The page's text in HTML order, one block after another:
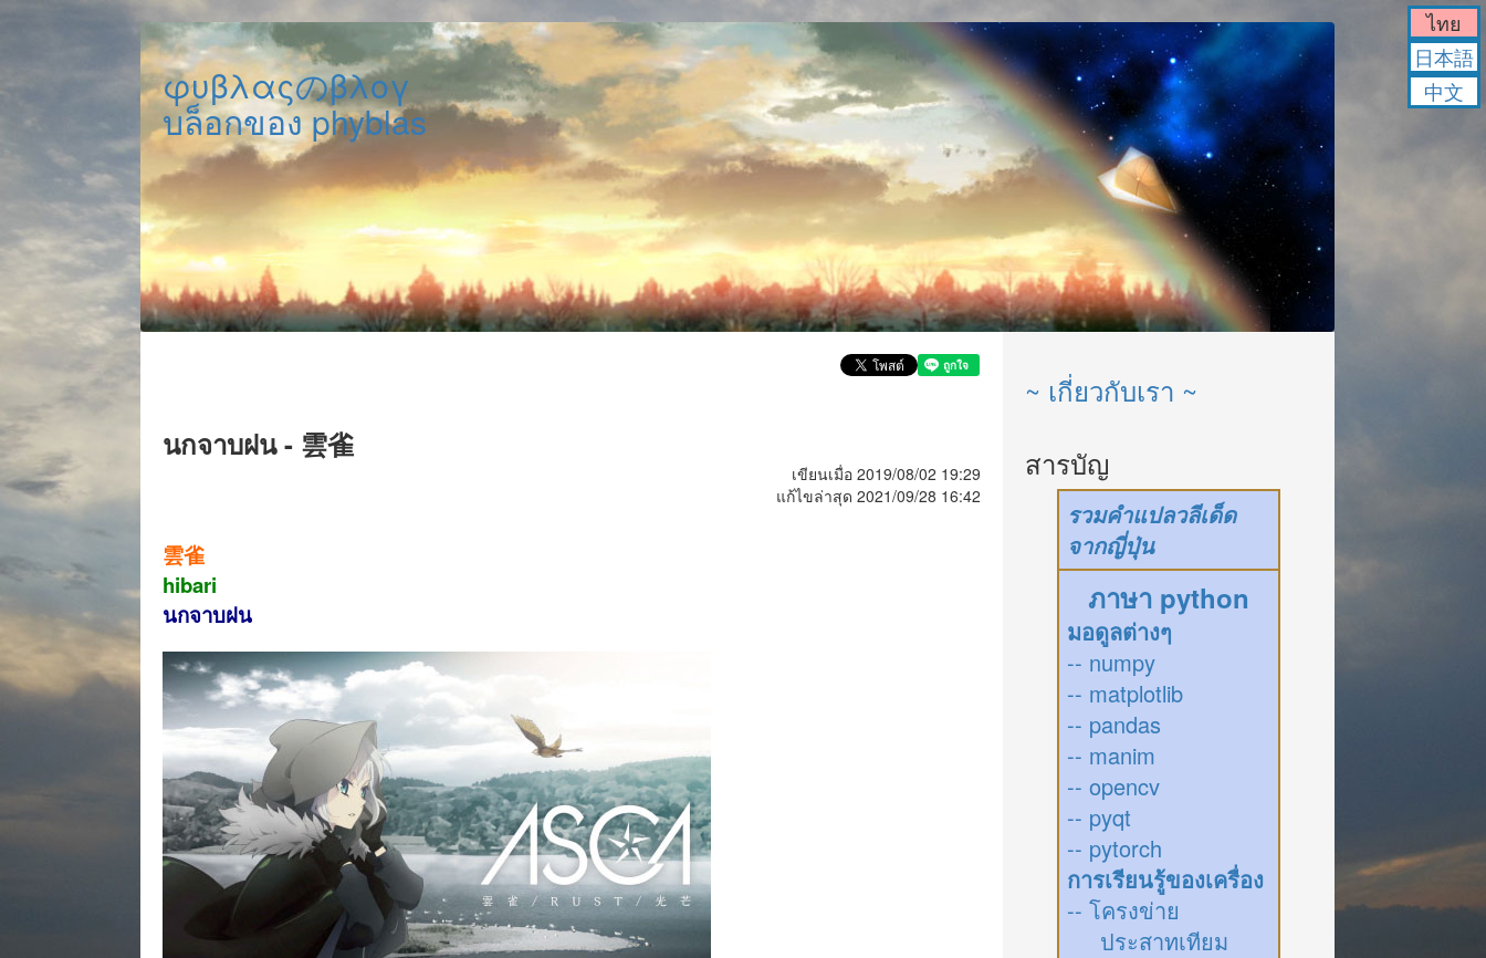
φυβλαςのβλογ
บล็อกของ phyblas
นกจาบฝน - 雲雀
เขียนเมื่อ 2019/08/02 19:29
แก้ไขล่าสุด 2021/09/28 16:42
雲雀
hibari
นกจาบฝน
~ เกี่ยวกับเรา ~
สารบัญ
รวมคำแปลวลีเด็ด
จากญี่ปุ่น
ภาษา python
มอดูลต่างๆ
-- numpy
-- matplotlib
-- pandas
-- manim
-- opencv
-- pyqt
-- pytorch
การเรียนรู้ของเครื่อง
-- โครงข่าย
ประสาทเทียม
ไทย
日本語
中文